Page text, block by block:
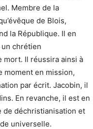
Membre de la
de Blois,
la République. Il en
un chrétien
mort. Il réussira ainsi à
moment en mission,
par écrit. Jacobin, il
En revanche, il est en
de déchristianisation et
universelle.